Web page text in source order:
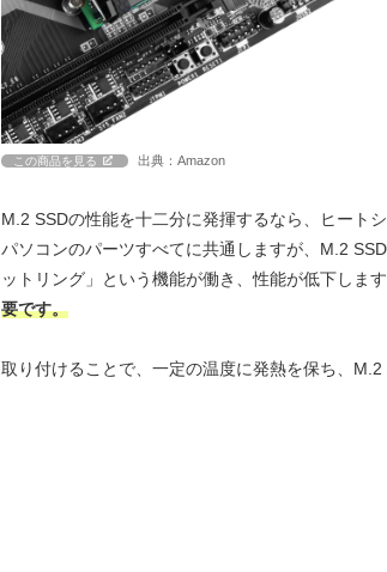
この商品を見る 出典：Amazon
M.2 SSDの性能を十二分に発揮するなら、ヒート
パソコンのパーツすべてに共通しますが、M.2
ットリング」という機能が働き、性能が低下しま
要です。
取り付けることで、一定の温度に発熱を保ち、